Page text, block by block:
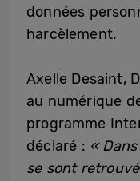
données
harcèlement.
Axelle Desaint,
au numérique
programme
déclaré : «
se sont